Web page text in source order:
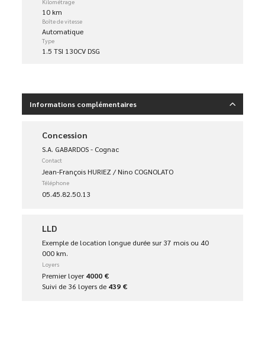
10 km
Boîte de vitesse
Automatique
Type
1.5 TSI 130CV DSG
Informations complémentaires
Concession
S.A. GABARDOS - Cognac
Contact
Jean-François HURIEZ / Nino COGNOLATO
Téléphone
05.45.82.50.13
LLD
Exemple de location longue durée sur 37 mois ou 40
000 km.
Loyers
Premier loyer4000 €
Suivi de 36 loyers de 439 €